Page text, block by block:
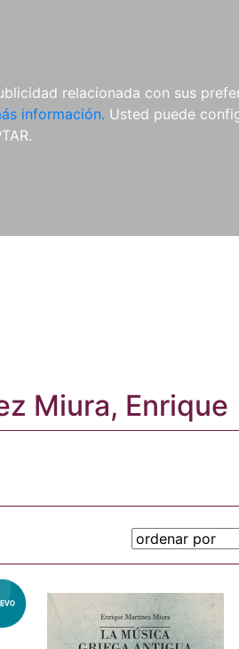
relacionada con sus
información. Usted puede
CDS Y
DVDS
MATERIAL
COMPLEMENTARIO
Miura, Enrique